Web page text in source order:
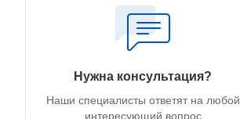
Нужна консультация?
Наши специалисты ответят на любой
интересующий вопрос